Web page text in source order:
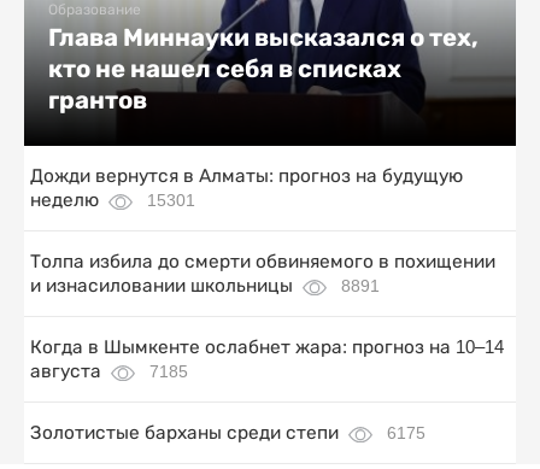
Образование
Глава Миннауки высказался о тех,
кто не нашел себя в списках
грантов
Дожди вернутся в Алматы: прогноз на будущую
неделю
15301
Толпа избила до смерти обвиняемого в похищении
и изнасиловании школьницы
8891
Когда в Шымкенте ослабнет жара: прогноз на 10–14
августа
7185
Золотистые барханы среди степи 6175